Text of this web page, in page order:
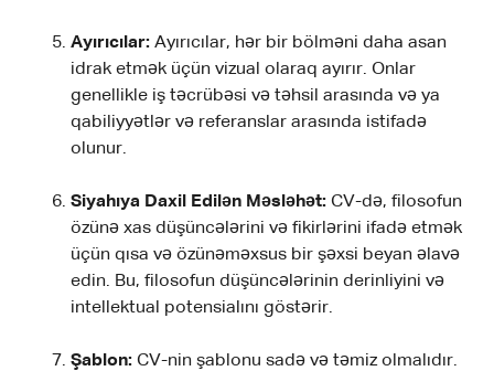
Ayırıcılar: Ayırıcılar, hər bir bölməni daha asan
idrak etmək üçün vizual olaraq ayırır. Onlar
genellikle iş təcrübəsi və təhsil arasında və ya
qabiliyyətlər və referanslar arasında istifadə
olunur.
Siyahıya Daxil Edilən Məsləhət: CV-də, filosofun
özünə xas düşüncələrini və fikirlərini ifadə etmək
üçün qısa və özünəməxsus bir şəxsi beyan əlavə
edin. Bu, filosofun düşüncələrinin derinliyini və
intellektual potensialını göstərir.
Şablon: CV-nin şablonu sadə və təmiz olmalıdır.